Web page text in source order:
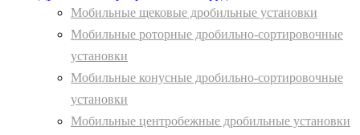
Мобильные щековые дробильные установки
Мобильные роторные дробильно-сортировочные
установки
Мобильные конусные дробильно-сортировочные
установки
Мобильные центробежные дробильные установки